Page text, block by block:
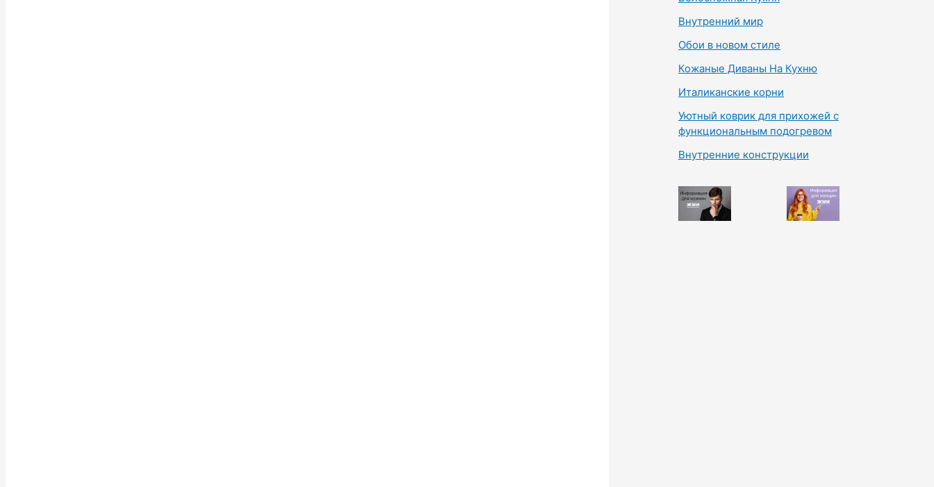
Внутренний мир
Обои в новом стиле
Кожаные Диваны На Кухню
Италиканские корни
Уютный коврик для прихожей с
функциональным подогревом
Внутренние конструкции